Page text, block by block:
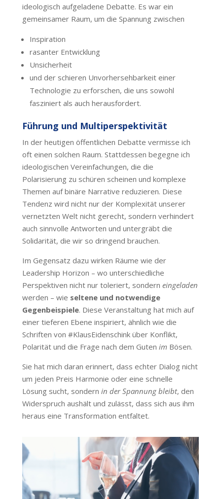
ideologisch aufgeladene Debatte. Es war ein
gemeinsamer Raum, um die Spannung zwischen
Inspiration
rasanter Entwicklung
Unsicherheit
und der schieren Unvorhersehbarkeit einer
Technologie zu erforschen, die uns sowohl
fasziniert als auch herausfordert.
Führung und Multiperspektivität
In der heutigen öffentlichen Debatte vermisse ich
oft einen solchen Raum. Stattdessen begegne ich
ideologischen Vereinfachungen, die die
Polarisierung zu schüren scheinen und komplexe
Themen auf binäre Narrative reduzieren. Diese
Tendenz wird nicht nur der Komplexität unserer
vernetzten Welt nicht gerecht, sondern verhindert
auch sinnvolle Antworten und untergräbt die
Solidarität, die wir so dringend brauchen.
Im Gegensatz dazu wirken Räume wie der
Leadership Horizon – wo unterschiedliche
Perspektiven nicht nur toleriert, sondern eingeladen
werden – wie seltene und notwendige
Gegenbeispiele. Diese Veranstaltung hat mich auf
einer tieferen Ebene inspiriert, ähnlich wie die
Schriften von #KlausEidenschink über Konflikt,
Polarität und die Frage nach dem Guten imBösen.
Sie hat mich daran erinnert, dass echter Dialog nicht
um jeden Preis Harmonie oder eine schnelle
Lösung sucht, sondern in der Spannung bleibt, den
Widerspruch aushält und zulässt, dass sich aus ihm
heraus eine Transformation entfaltet.